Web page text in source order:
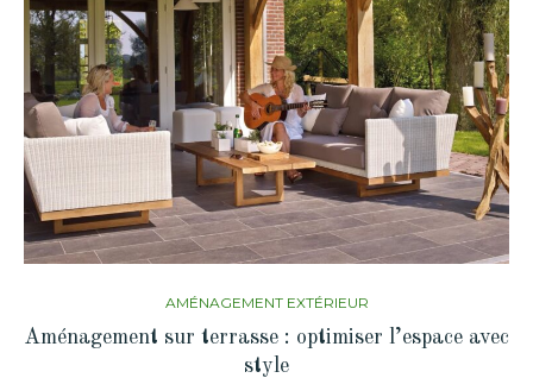
AMÉNAGEMENT EXTÉRIEUR
Aménagement sur terrasse : optimiser l’espace avec
style